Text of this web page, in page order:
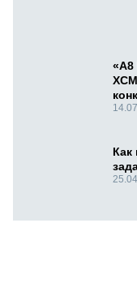
«А8
Как